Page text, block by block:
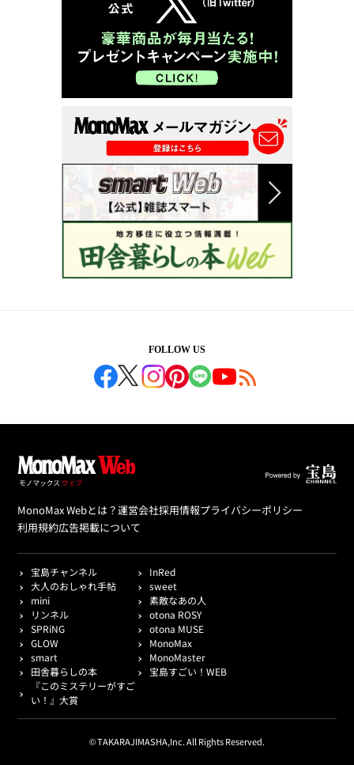
FOLLOW US
MonoMax Webとは？運営会社採用情報プライバシーポリシー
利用規約広告掲載について
宝島チャンネル
InRed
大人のおしゃれ手帖
sweet
mini
素敵なあの人
リンネル
otona ROSY
SPRiNG
otona MUSE
GLOW
MonoMax
smart
MonoMaster
田舎暮らしの本
宝島すごい！WEB
『このミステリーがすご
い！』大賞
© TAKARAJIMASHA,Inc. All Rights Reserved.